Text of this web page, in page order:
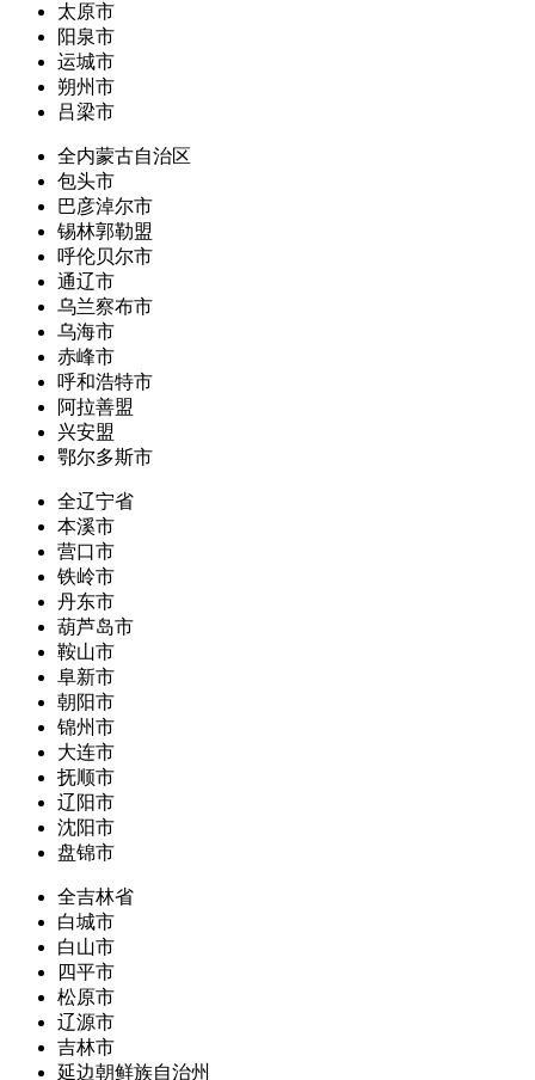
太原市
阳泉市
运城市
朔州市
吕梁市
全内蒙古自治区
包头市
巴彦淖尔市
锡林郭勒盟
呼伦贝尔市
通辽市
乌兰察布市
乌海市
赤峰市
呼和浩特市
阿拉善盟
兴安盟
鄂尔多斯市
全辽宁省
本溪市
营口市
铁岭市
丹东市
葫芦岛市
鞍山市
阜新市
朝阳市
锦州市
大连市
抚顺市
辽阳市
沈阳市
盘锦市
全吉林省
白城市
白山市
四平市
松原市
辽源市
吉林市
延边朝鲜族自治州